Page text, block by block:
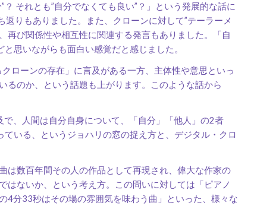
それとも”自分でなくても良い”？」という発展的な話に
りもありました。また、クローンに対して”テーラーメ
再び関係性や相互性に関連する発言もありました。「自
思いながらも面白い感覚だと感じました。
ローンの存在」に言及がある一方、主体性や意思といっ
るのか、という話題も上がります。このような話から
、人間は自分自身について、「自分」「他人」の2者
いる、というジョハリの窓の捉え方と、デジタル・クロ
数百年間その人の作品として再現され、偉大な作家の
ないか、という考え方。この問いに対しては「ピアノ
4分33秒はその場の雰囲気を味わう曲」といった、様々な